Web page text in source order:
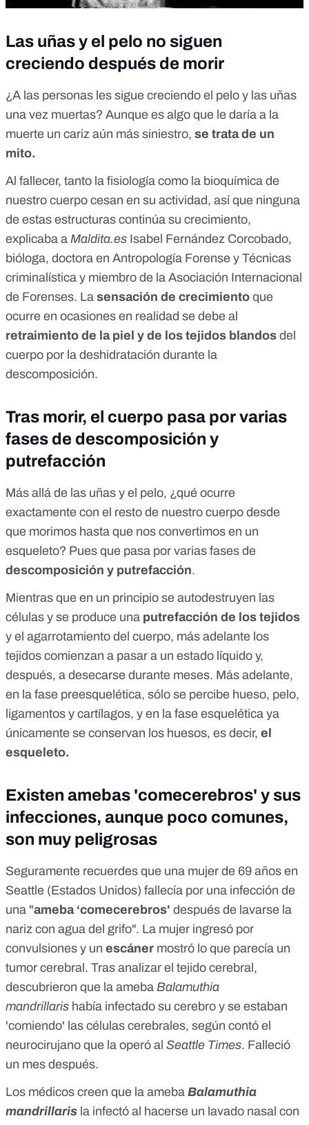
Las uñas y el pelo no siguen
creciendo después de morir
¿A las personas les sigue creciendo el pelo y las uñas
una vez muertas? Aunque es algo que le daría a la
muerte un cariz aún más siniestro, se trata de un
mito.
Al fallecer, tanto la fisiología como la bioquímica de
nuestro cuerpo cesan en su actividad, así que ninguna
de estas estructuras continúa su crecimiento,
explicaba a Maldita.es Isabel Fernández Corcobado,
bióloga, doctora en Antropología Forense y Técnicas
criminalística y miembro de la Asociación Internacional
de Forenses. La sensación de crecimiento que
ocurre en ocasiones en realidad se debe al
retraimiento de la piel y de los tejidos blandos del
cuerpo por la deshidratación durante la
descomposición.
Tras morir, el cuerpo pasa por varias
fases de descomposición y
putrefacción
Más allá de las uñas y el pelo, ¿qué ocurre
exactamente con el resto de nuestro cuerpo desde
que morimos hasta que nos convertimos en un
esqueleto? Pues que pasa por varias fases de
descomposición y putrefacción.
Mientras que en un principio se autodestruyen las
células y se produce una putrefacción de los tejidos
y el agarrotamiento del cuerpo, más adelante los
tejidos comienzan a pasar a un estado líquido y,
después, a desecarse durante meses. Más adelante,
en la fase preesquelética, sólo se percibe hueso, pelo,
ligamentos y cartílagos, y en la fase esquelética ya
únicamente se conservan los huesos, es decir, el
esqueleto.
Existen amebas 'comecerebros' y sus
infecciones, aunque poco comunes,
son muy peligrosas
Seguramente recuerdes que una mujer de 69 años en
Seattle (Estados Unidos) fallecía por una infección de
una "ameba ‘comecerebros' después de lavarse la
nariz con agua del grifo". La mujer ingresó por
convulsiones y un escáner mostró lo que parecía un
tumor cerebral. Tras analizar el tejido cerebral,
descubrieron que la ameba Balamuthia
mandrillaris había infectado su cerebro y se estaban
'comiendo' las células cerebrales, según contó el
neurocirujano que la operó al Seattle Times. Falleció
un mes después.
Los médicos creen que la ameba Balamuthia
mandrillaris la infectó al hacerse un lavado nasal con